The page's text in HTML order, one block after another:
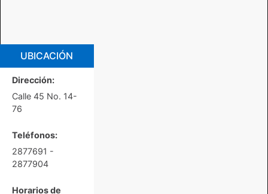
UBICACIÓN
Dirección:
Calle 45 No. 14-
76
Teléfonos:
2877691 -
2877904
Horarios de